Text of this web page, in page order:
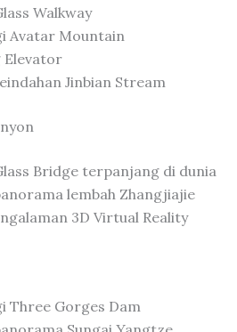
Walkway
Avatar Mountain
Elevator
Jinbian Stream
Bridge terpanjang di dunia
lembah Zhangjiajie
3D Virtual Reality
Three Gorges Dam